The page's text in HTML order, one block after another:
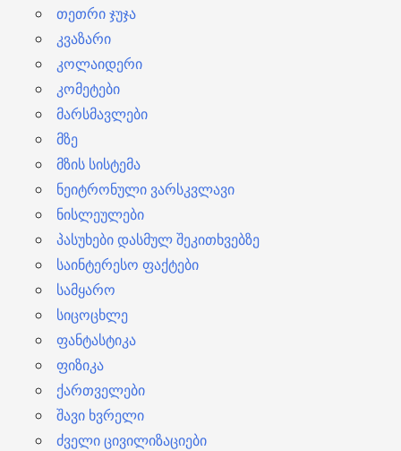
თეთრი ჯუჯა
კვაზარი
კოლაიდერი
კომეტები
მარსმავლები
მზე
მზის სისტემა
ნეიტრონული ვარსკვლავი
ნისლეულები
პასუხები დასმულ შეკითხვებზე
საინტერესო ფაქტები
სამყარო
სიცოცხლე
ფანტასტიკა
ფიზიკა
ქართველები
შავი ხვრელი
ძველი ცივილიზაციები